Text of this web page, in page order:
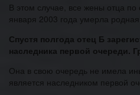
В этом случае, все жены отца
января 2003 года умерла
Спустя полгода отец Б
наследника первой очереди.
Она в свою очередь не имела
является наследником первой